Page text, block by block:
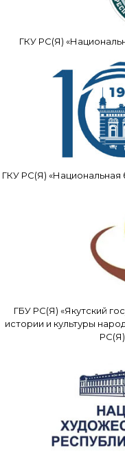
ГКУ РС(Я)
ГКУ РС(Я) «Национальная
ГБУ РС(Я) «Якутский
истории и культуры
РС(Я)